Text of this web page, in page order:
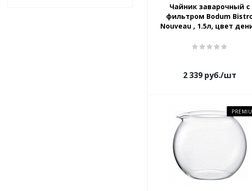
Чайник заварочный с
фильтром Bodum
Nouveau , 1.5л, цвет
2 339 руб./шт